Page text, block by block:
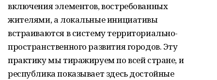
включения элементов, востребованных
жителями, а локальные инициативы
встраиваются в систему территориально-
пространственного развития городов. Эту
практику мы тиражируем по всей стране, и
республика показывает здесь достойные